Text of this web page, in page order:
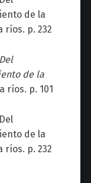
de la
ríos. p. 232
de la
ríos. p. 101
de la
ríos. p. 232